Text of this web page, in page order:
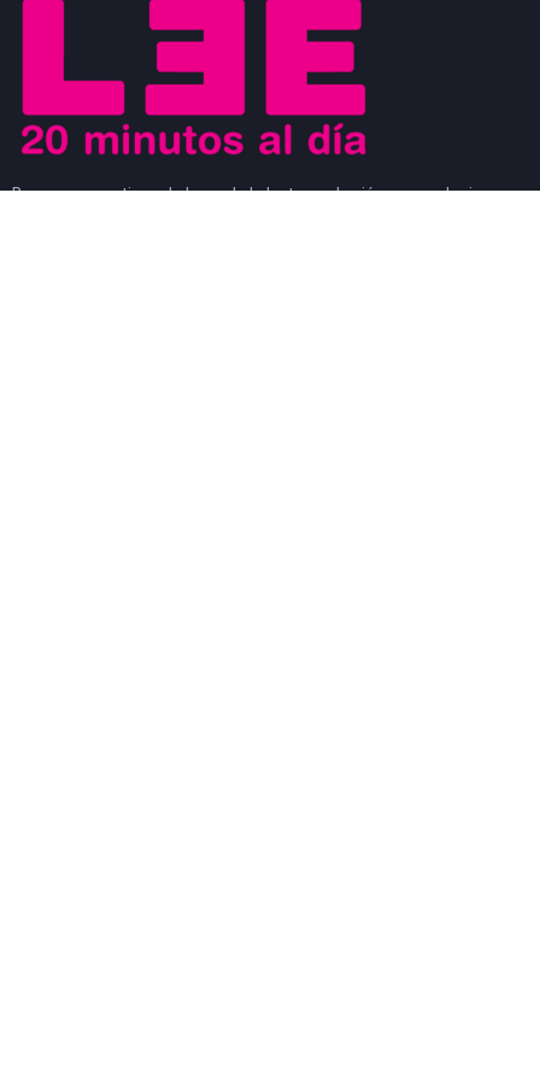
Buscamos motivar el placer de la lectura a los jóvenes y al mismo